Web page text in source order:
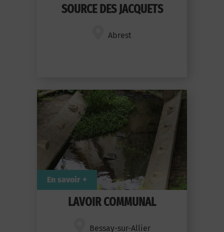
SOURCE DES JACQUETS
Abrest
LAVOIR COMMUNAL
Bessay-sur-Allier
En savoir +